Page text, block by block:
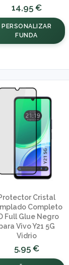
14,95 €
PERSONALIZAR
FUNDA
Cristal
Completo
Full Glue Negro
Vivo Y21 5G
Vidrio
5,95 €